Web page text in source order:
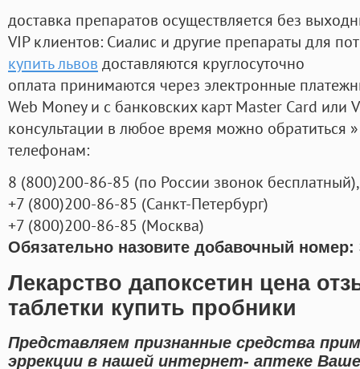
доставка препаратов осуществляется без
VIP клиентов: Сиалис и другие препараты для
купить львов доставляются круглосуточно
оплата принимаются через электронные
Web Money и с банковских карт Master Card или
консультации в любое время можно обратиться
телефонам:
8 (800)200-86-85 (по России звонок бесплатный),
+7 (800)200-86-85 (Санкт-Петербург)
+7 (800)200-86-85 (Москва)
Обязательно назовите добавочный номер:
Лекарство дапоксетин цена
таблетки купить пробники
Представляем признанные средства
эррекции в нашей интернет- аптеке